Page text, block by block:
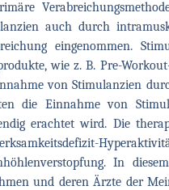
auch durch
eingenommen.
wie z. B. Pre-
von Stimulanzien
die Einnahme von
erachtet wird. Die
In
und deren Ärzte der